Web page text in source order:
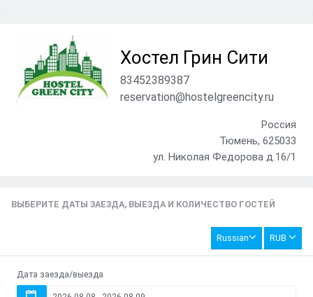
Хостел Грин Сити
83452389387
reservation@hostelgreencity.ru
Россия
Тюмень, 625033
ул. Николая Федорова д.16/1
ВЫБЕРИТЕ ДАТЫ ЗАЕЗДА, ВЫЕЗДА И КОЛИЧЕСТВО ГОСТЕЙ
Russian RUB
Дата заезда/выезда